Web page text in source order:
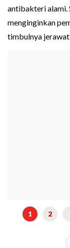
antibakteri alami.
menginginkan
timbulnya
1 2